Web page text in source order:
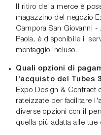
Il ritiro della merce è
magazzino del negozio
Campora San Giovanni -
Paola, è disponibile il
montaggio incluso.
Quali opzioni di
l'acquisto del Tubes
Expo Design & Contract
rateizzate per facilitare
diverse opzioni con il
quella più adatta alle tue